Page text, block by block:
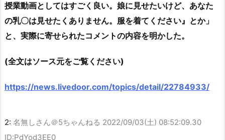
授業動画としてはすごく良い。娘に見せたいけど、あなた
の乳〇は見せたくありません。服を着てください』とか」
と、実際に寄せられたコメントの内容を明かした。
(全文はソース元をご覧ください)
https://news.livedoor.com/topics/detail/22784933/
2: 名無しさん＠5ちゃんねる 2022/09/03(土) 08:52:09.30
ID:PdYod3EE0